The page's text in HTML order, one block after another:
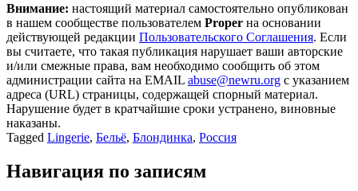
Внимание: настоящий материал самостоятельно опубликован
в нашем сообществе пользователем Proper на основании
действующей редакции Пользовательского Соглашения. Если
вы считаете, что такая публикация нарушает ваши авторские
и/или смежные права, вам необходимо сообщить об этом
администрации сайта на EMAIL abuse@newru.org с указанием
адреса (URL) страницы, содержащей спорный материал.
Нарушение будет в кратчайшие сроки устранено, виновные
наказаны.
Tagged Lingerie, Бельё, Блондинка, Россия
Навигация по записям